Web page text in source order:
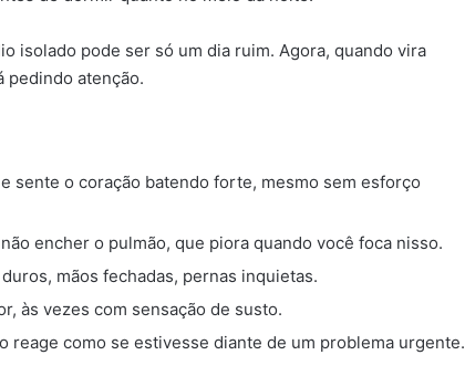
isolado pode ser só um dia ruim. Agora, quando vira
pedindo atenção.
sente o coração batendo forte, mesmo sem esforço
encher o pulmão, que piora quando você foca nisso.
mãos fechadas, pernas inquietas.
às vezes com sensação de susto.
reage como se estivesse diante de um problema urgente.